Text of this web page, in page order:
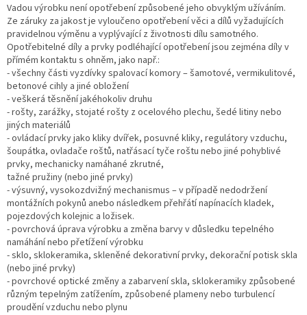
Vadou výrobku není opotřebení způsobené jeho obvyklým užíváním.
Ze záruky za jakost je vyloučeno opotřebení věci a dílů vyžadujících
pravidelnou výměnu a vyplývající z životnosti dílu samotného.
Opotřebitelné díly a prvky podléhající opotřebení jsou zejména díly v
přímém kontaktu s ohněm, jako např.:
- všechny části vyzdívky spalovací komory – šamotové, vermikulitové,
betonové cihly a jiné obložení
- veškerá těsnění jakéhokoliv druhu
- rošty, zarážky, stojaté rošty z ocelového plechu, šedé litiny nebo
jiných materiálů
- ovládací prvky jako kliky dvířek, posuvné kliky, regulátory vzduchu,
šoupátka, ovladače roštů, natřásací tyče roštu nebo jiné pohyblivé
prvky, mechanicky namáhané zkrutné,
tažné pružiny (nebo jiné prvky)
- výsuvný, vysokozdvižný mechanismus – v případě nedodržení
montážních pokynů anebo následkem přehřátí napínacích kladek,
pojezdových kolejnic a ložisek.
- povrchová úprava výrobku a změna barvy v důsledku tepelného
namáhání nebo přetížení výrobku
- sklo, sklokeramika, skleněné dekorativní prvky, dekorační potisk skla
(nebo jiné prvky)
- povrchové optické změny a zabarvení skla, sklokeramiky způsobené
různým tepelným zatížením, způsobené plameny nebo turbulencí
proudění vzduchu nebo plynu